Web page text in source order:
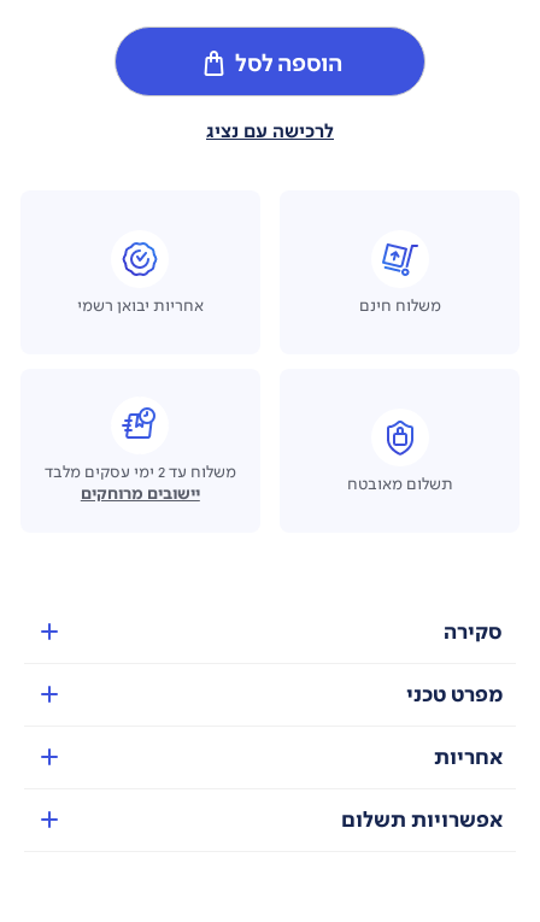
הוספה לסל
לרכישה עם נציג
משלוח חינם אחריות יבואן רשמי
תשלום מאובטח
משלוח עד 2 ימי עסקים מלבד
יישובים מרוחקים
סקירה
מפרט טכני
אחריות
אפשרויות תשלום